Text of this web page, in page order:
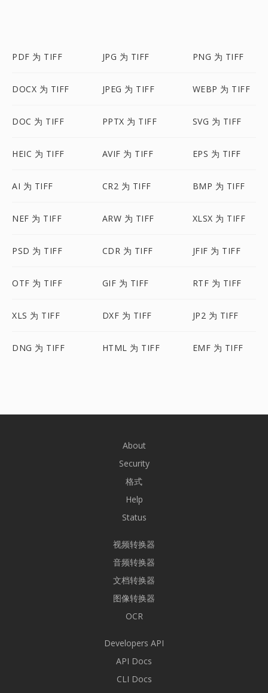
PDF 为 TIFF JPG 为 TIFF PNG 为 TIFF
DOCX 为 TIFF JPEG 为 TIFF WEBP 为 TIFF
DOC 为 TIFF PPTX 为 TIFF SVG 为 TIFF
HEIC 为 TIFF AVIF 为 TIFF EPS 为 TIFF
AI 为 TIFF CR2 为 TIFF BMP 为 TIFF
NEF 为 TIFF ARW 为 TIFF XLSX 为 TIFF
PSD 为 TIFF CDR 为 TIFF JFIF 为 TIFF
OTF 为 TIFF GIF 为 TIFF RTF 为 TIFF
XLS 为 TIFF DXF 为 TIFF JP2 为 TIFF
DNG 为 TIFF HTML 为 TIFF EMF 为 TIFF
About
Security
格式
Help
Status
视频转换器
音频转换器
文档转换器
图像转换器
OCR
Developers API
API Docs
CLI Docs